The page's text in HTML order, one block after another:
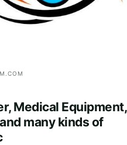
Medical Equipment,
many kinds of